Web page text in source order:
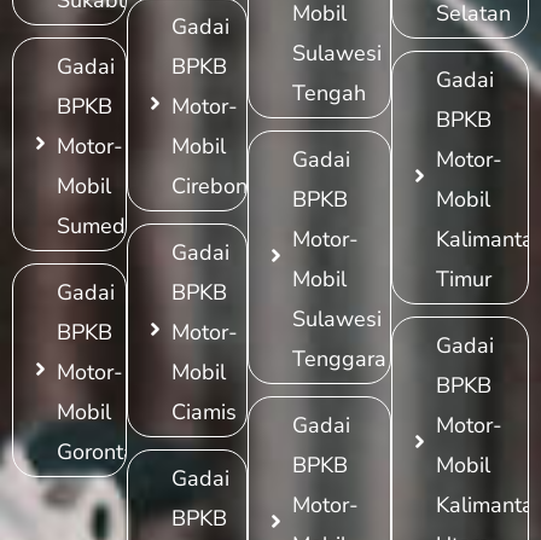
Gadai
BPKB
Motor-
Mobil
Sumedang
Gadai
BPKB
Motor-
Mobil
Gorontalo
Gadai
BPKB
Motor-
Mobil
Cirebon
Gadai
BPKB
Motor-
Mobil
Ciamis
Gadai
BPKB
Mobil
Sulawesi
Tengah
Gadai
BPKB
Motor-
Mobil
Sulawesi
Tenggara
Gadai
BPKB
Motor-
Selatan
Gadai
BPKB
Motor-
Mobil
Timur
Gadai
BPKB
Motor-
Mobil